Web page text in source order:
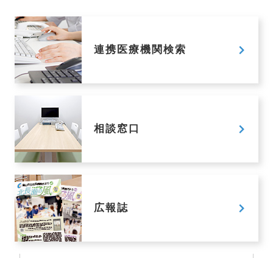
連携医療機関検索
相談窓口
広報誌